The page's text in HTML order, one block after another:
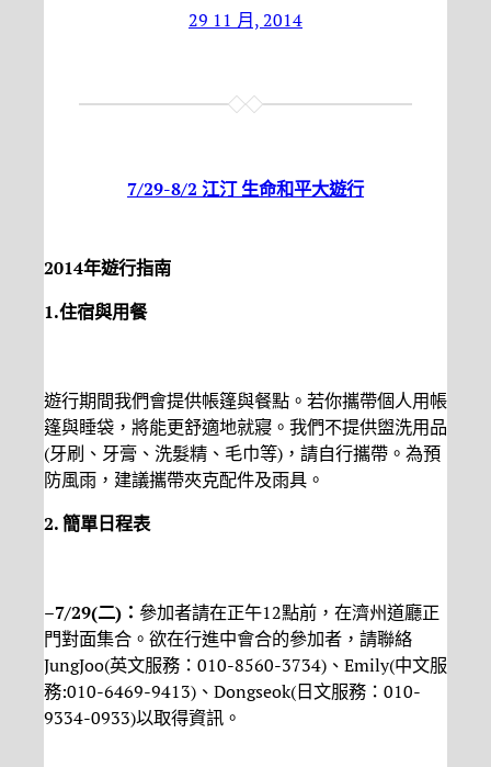
29 11 月, 2014
7/29-8/2 江汀 生命和平大遊行
2014年遊行指南
1.住宿與用餐
遊行期間我們會提供帳篷與餐點。若你攜帶個人用帳
篷與睡袋，將能更舒適地就寢。我們不提供盥洗用品
(牙刷、牙膏、洗髮精、毛巾等)，請自行攜帶。為預
防風雨，建議攜帶夾克配件及雨具。
2.簡單日程表
–7/29(二) ： 參加者請在正午12點前，在濟州道廳正
門對面集合。欲在行進中會合的參加者，請聯絡
JungJoo(英文服務：010-8560-3734)、Emily(中文服
務:010-6469-9413)、Dongseok(日文服務：010-
9334-0933)以取得資訊。